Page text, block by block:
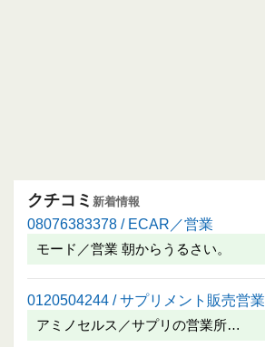
クチコミ 新着情報
08076383378 / ECAR／営業
モード／営業 朝からうるさい。
0120504244 / サプリメント販売営業
アミノセルス／サプリの営業所…